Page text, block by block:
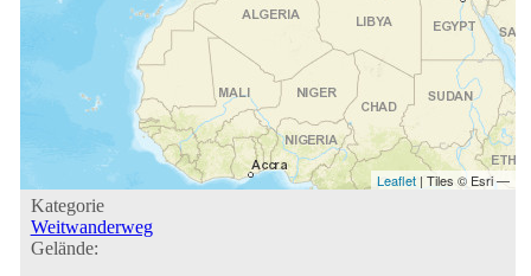
Leaflet | Tiles © Esri —
Kategorie
Weitwanderweg
Gelände: